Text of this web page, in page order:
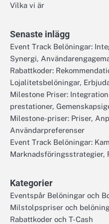
Vilka vi är
Senaste inlägg
Event Track Belöningar:
Synergi,
Rabattkoder:
Lojalitetsbelöningar,
Milestone Priser:
prestationer,
Milestone-priser: Priser,
Användarpreferenser
Event Track Belöningar:
Marknadsföringsstrategier,
Kategorier
Eventspår Belöningar och
Milstolpspriser och
Rabattkoder och T-Cash